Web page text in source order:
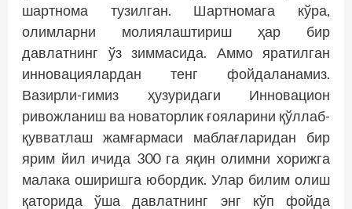
шартнома тузилган. Шартномага кўра,
олимларни молиялаштириш ҳар бир
давлатнинг ўз зиммасида. Аммо яратилган
инновациялардан тенг фойдаланамиз.
Вазирли-гимиз ҳузуридаги Инновацион
ривожланиш ва новаторлик ғояларини қўллаб-
қувватлаш жамғармаси маблағларидан бир
ярим йил ичида 300 га яқин олимни хорижга
малака оширишга юбордик. Улар билим олиш
қаторида ўша давлатнинг энг кўп фойда